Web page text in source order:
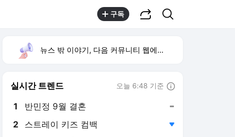
구독
뉴스 밖 이야기, 다음 커뮤니티 웹에서 보기
실시간 트렌드 오늘 6:48 기준
1 반민정 9월 결혼
2 스트레이 키즈 컴백